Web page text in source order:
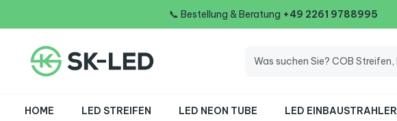
📞 Bestellung & Beratung +49 2261 9788995
HOME LED STREIFEN LED NEON TUBE LED EINBAUSTRAHLER